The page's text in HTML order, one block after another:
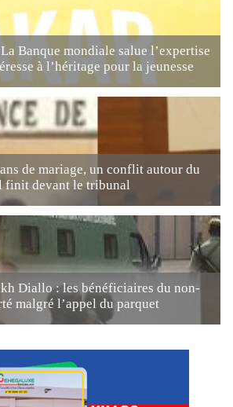
Banque mondiale salue l’expertise
à l’héritage pour la jeunesse
de mariage, un conflit autour du
finit devant le tribunal
Diallo : les bénéficiaires du non-
malgré l’appel du parquet